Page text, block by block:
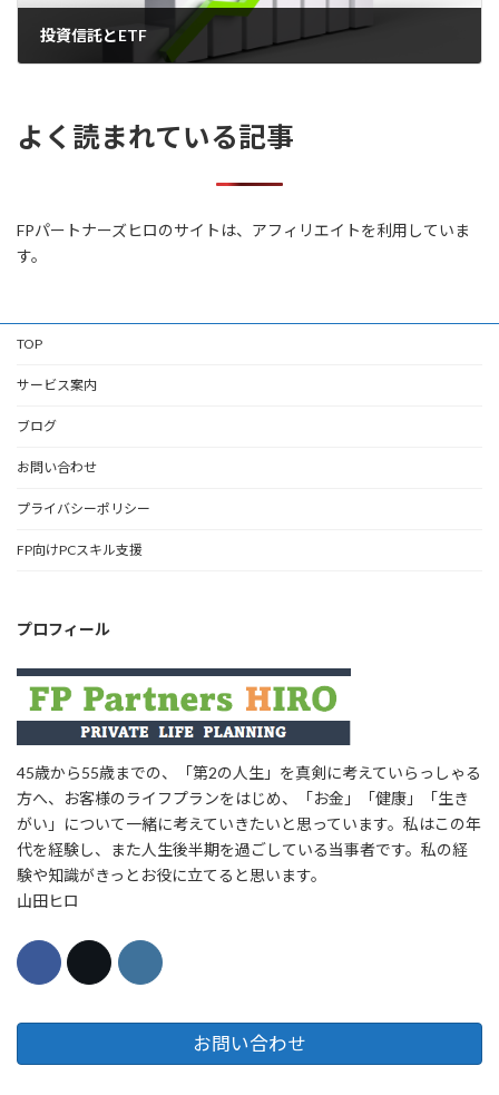
投資信託とETF
よく読まれている記事
FPパートナーズヒロのサイトは、アフィリエイトを利用していま
す。
TOP
サービス案内
ブログ
お問い合わせ
プライバシーポリシー
FP向けPCスキル支援
プロフィール
45歳から55歳までの、「第2の人生」を真剣に考えていらっしゃる
方へ、お客様のライフプランをはじめ、「お金」「健康」「生き
がい」について一緒に考えていきたいと思っています。私はこの年
代を経験し、また人生後半期を過ごしている当事者です。私の経
験や知識がきっとお役に立てると思います。
山田ヒロ
お問い合わせ